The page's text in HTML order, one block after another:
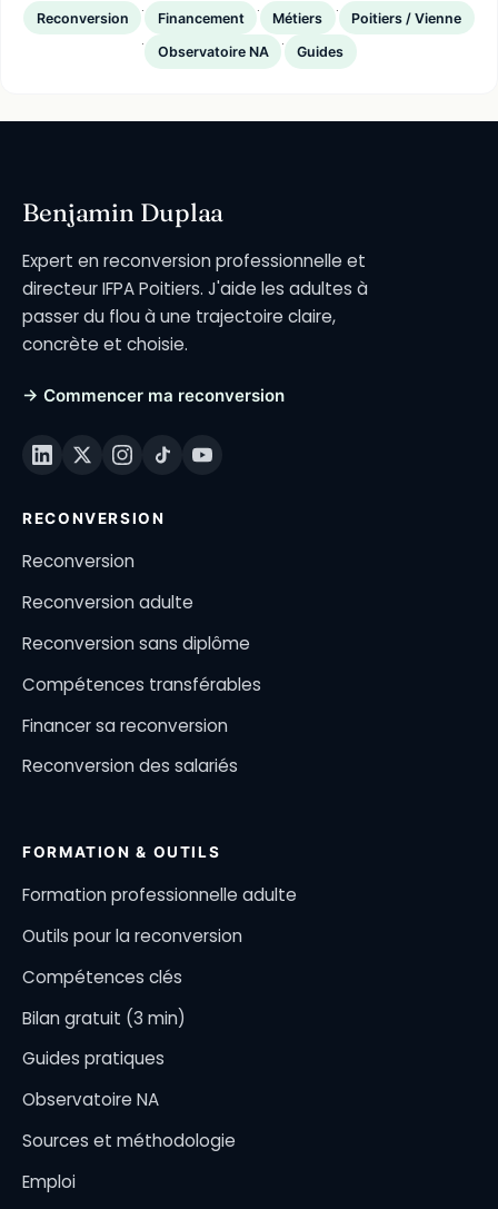
Reconversion · Financement · Métiers · Poitiers / Vienne
· Observatoire NA · Guides
Benjamin Duplaa
Expert en reconversion professionnelle et
directeur IFPA Poitiers. J'aide les adultes à
passer du flou à une trajectoire claire,
concrète et choisie.
→ Commencer ma reconversion
RECONVERSION
Reconversion
Reconversion adulte
Reconversion sans diplôme
Compétences transférables
Financer sa reconversion
Reconversion des salariés
FORMATION & OUTILS
Formation professionnelle adulte
Outils pour la reconversion
Compétences clés
Bilan gratuit (3 min)
Guides pratiques
Observatoire NA
Sources et méthodologie
Emploi